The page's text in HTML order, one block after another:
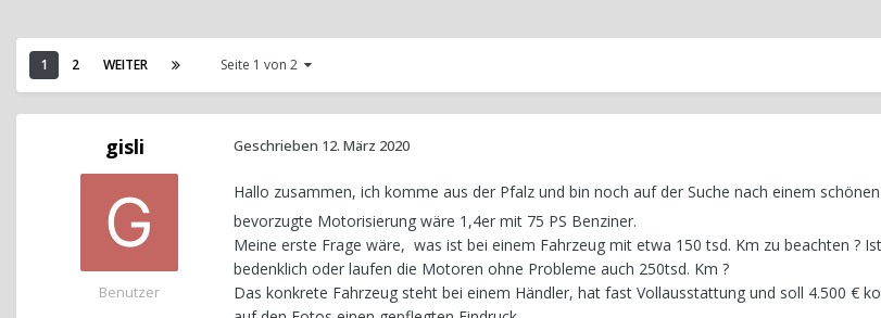
1 2 WEITER Seite 1 von 2
gisli
Benutzer
Geschrieben 12. März 2020
Hallo zusammen, ich komme aus der Pfalz und bin noch auf der Suche nach einem
bevorzugte Motorisierung wäre 1,4er mit 75 PS Benziner.
Meine erste Frage wäre, was ist bei einem Fahrzeug mit etwa 150 tsd. Km zu beachten ?
bedenklich oder laufen die Motoren ohne Probleme auch 250tsd. Km ?
Das konkrete Fahrzeug steht bei einem Händler, hat fast Vollausstattung und soll 4.500 €